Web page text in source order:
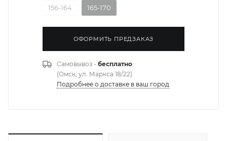
156-164
165-170
ОФОРМИТЬ ПРЕДЗАКАЗ
Самовывоз - бесплатно
(Омск, ул. Маркса 18/22)
Подробнее о доставке в ваш город